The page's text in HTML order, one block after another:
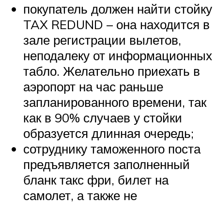
покупатель должен найти стойку
TAX REDUND – она находится в
зале регистрации вылетов,
неподалеку от информационных
табло. Желательно приехать в
аэропорт на час раньше
запланированного времени, так
как в 90% случаев у стойки
образуется длинная очередь;
сотруднику таможенного поста
предъявляется заполненный
бланк такс фри, билет на
самолет, а также не